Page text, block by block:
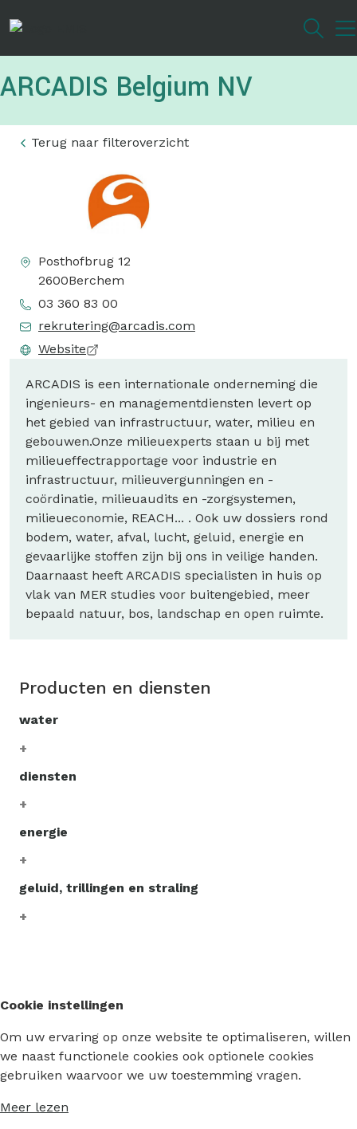
inhoud
ARCADIS Belgium NV
Terug naar filteroverzicht
Posthofbrug 12
2600Berchem
03 360 83 00
rekrutering@arcadis.com
Website
ARCADIS is een internationale onderneming die
ingenieurs- en managementdiensten levert op
het gebied van infrastructuur, water, milieu en
gebouwen.Onze milieuexperts staan u bij met
milieueffectrapportage voor industrie en
infrastructuur, milieuvergunningen en -
coördinatie, milieuaudits en -zorgsystemen,
milieueconomie, REACH... . Ook uw dossiers rond
bodem, water, afval, lucht, geluid, energie en
gevaarlijke stoffen zijn bij ons in veilige handen.
Daarnaast heeft ARCADIS specialisten in huis op
vlak van MER studies voor buitengebied, meer
bepaald natuur, bos, landschap en open ruimte.
Producten en diensten
water
diensten
energie
geluid, trillingen en straling
Cookie instellingen
Om uw ervaring op onze website te optimaliseren, willen
we naast functionele cookies ook optionele cookies
gebruiken waarvoor we uw toestemming vragen.
Meer lezen